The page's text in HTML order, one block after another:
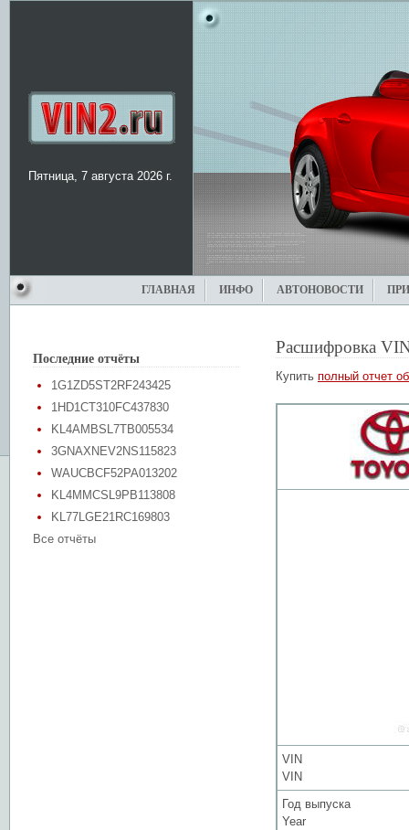
Пятница, 7 августа 2026 г.
ГЛАВНАЯ ИНФО АВТОНОВОСТИ
Последние отчёты
1G1ZD5ST2RF243425
1HD1CT310FC437830
KL4AMBSL7TB005534
3GNAXNEV2NS115823
WAUCBCF52PA013202
KL4MMCSL9PB113808
KL77LGE21RC169803
Все отчёты
Расшифровка
Купить полный отчет
VIN
VIN
Год выпуска
Year